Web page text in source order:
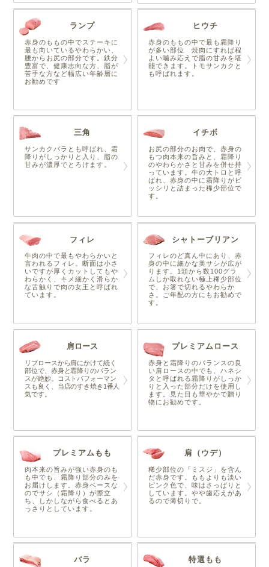
ランプ
赤身のももの中でステーキに
最も向いているやわらかい、
腰からお尻の部分です。鉄分
豊富で、健康志向な方、脂が
苦手な方など幅広い年齢層に
お勧めです
ヒウチ
赤身のももの中で最も霜降り
が多い部位 焼肉にすれば程
よい噛み応えで脂の甘みを堪
能できます。トモサンカクと
も呼ばれます。
三角
サンカクバラとも呼ばれ、霜
降りがしっかりと入り、脂の
甘みが濃厚でとろけます。
イチボ
お尻の部分のお肉で、赤身の
もつ肉本来の旨みと、霜降り
のやわらかさと甘みを併せ持
っています。牛の大トロと呼
ばれ、赤身の中に霜降りがビ
ッシリと詰まった稀少部位で
す。
フィレ
牛肉の中で最もやわらかいと
言われるフィレ。断面は小さ
いですが厚くカットしてもや
わらかく、キメ細かく滑らか
な舌触りで肉の女王と呼ばれ
ています。
シャトーブリアン
フィレのど真ん中にあり、赤
身の中に細かな美サシが広が
ります。1頭から数100グラ
ムしか取れない極上稀少部位
で、お箸で切れるやわらか
さ。ご年配の方にもお勧めで
す。
肩ロース
リブロースから肩にかけて続く
部位で、赤身と霜降りのバラン
スが絶妙。コストパフォーマン
スも良く、当店のすき焼き1番人
気です。
プレミアムロース
赤身と霜降りのバランスの良
い肩ロースの中でも、ハネシ
タと呼ばれる霜降りがしっか
りと入った部分だけを使用し
ます。見た目も華やかで贈り
物にお勧めです。
プレミアムもも
肉本来の旨みが強い赤身のも
も中でも、霜降り部分のみを
お届けします。赤身ベースな
のでサシ（霜降り）が際立
ち、しかしながら食べるとあ
っさりとしています。
肩（ウデ）
稀少部位の「ミスジ」を含ん
だ赤身です。ももよりも淡い
ピンク色で、味はさっぱりと
しています。やや歯応えがあ
るので薄切りで。
バラ 特選もも